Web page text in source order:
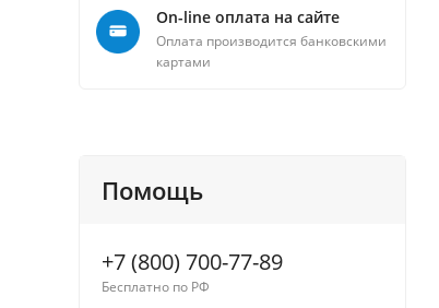
On-line оплата на сайте
Оплата производится банковскими
картами
Помощь
+7 (800) 700-77-89
Бесплатно по РФ